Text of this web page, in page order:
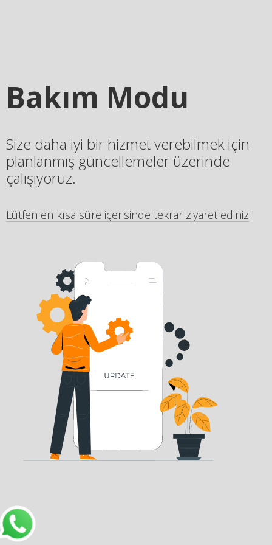
Bakım Modu
Size daha iyi bir hizmet verebilmek için
planlanmış güncellemeler üzerinde
çalışıyoruz.
Lütfen en kısa süre içerisinde tekrar ziyaret ediniz